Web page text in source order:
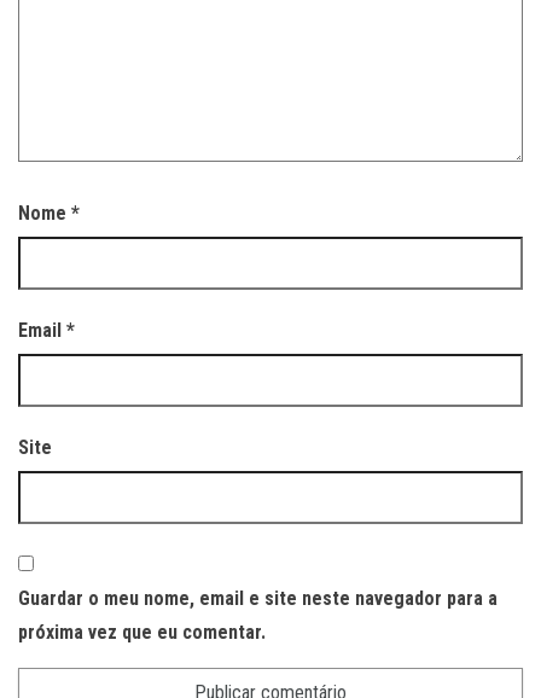
Nome *
Email *
Site
Guardar o meu nome, email e site neste navegador para a
próxima vez que eu comentar.